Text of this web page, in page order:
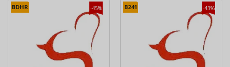
-45%
BDHR -43%
B241